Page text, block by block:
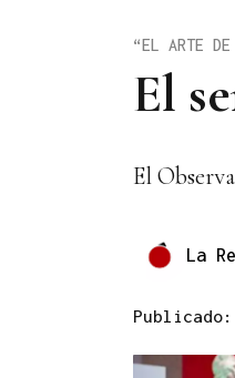
El
“EL ARTE DE
El
La
Publicado: